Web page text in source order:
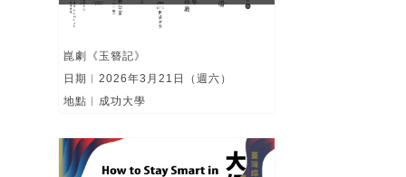
崑劇《玉簪記》
日期︱2026年3月21日（週六）
地點︱成功大學